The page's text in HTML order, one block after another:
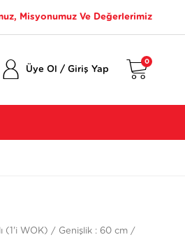
Misyonumuz Ve Değerlerimiz
0
Üye Ol / Giriş Yap
(1'i WOK) / Genişlik : 60 cm /